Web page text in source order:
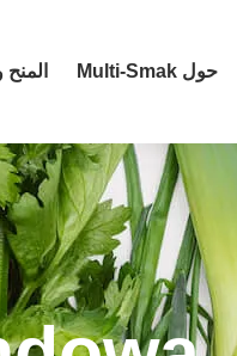
حول Multi-Smak